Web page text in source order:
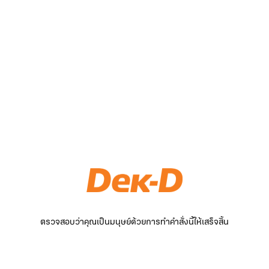
ตรวจสอบว่าคุณเป็นมนุษย์ด้วยการทำคำสั่งนี้ให้เสร็จสิ้น